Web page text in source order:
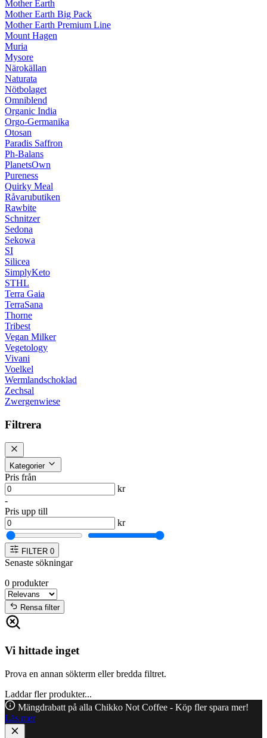
Mother Earth
Mother Earth Big Pack
Mother Earth Premium Line
Mount Hagen
Muria
Mysore
Närokällan
Naturata
Nötbolaget
Omniblend
Organic India
Orgo-Germanika
Otosan
Paradis Saffron
Ph-Balans
PlanetsOwn
Pureness
Quirky Meal
Råvarubutiken
Rawbite
Schnitzer
Sedona
Sekowa
SI
Silicea
SimplyKeto
STHL
Terra Gaia
TerraSana
Thorne
Tribest
Vegan Milker
Vegetology
Vivani
Voelkel
Wermlandschoklad
Zechsal
Zwergenwiese
Filtrera
Kategorier
Pris från
kr
-
Pris upp till
kr
FILTER 0
Senaste sökningar
0 produkter
Rensa filter
Vi hittade inget
Prova en annan sökterm eller bredda filtret.
Laddar fler produkter...
Mängdrabatt på alla Chikko Not Coffee - Köp fler spara mer!
Läs mer